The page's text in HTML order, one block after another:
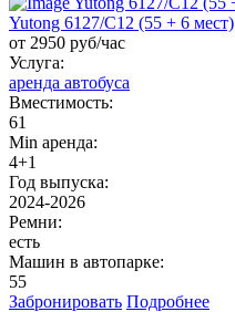
Yutong 6127/С12 (55 + 6 мест)
от 2950 руб/час
Услуга:
аренда автобуса
Вместимость:
61
Min аренда:
4+1
Год выпуска:
2024-2026
Ремни:
есть
Машин в автопарке:
55
Забронировать Подробнее